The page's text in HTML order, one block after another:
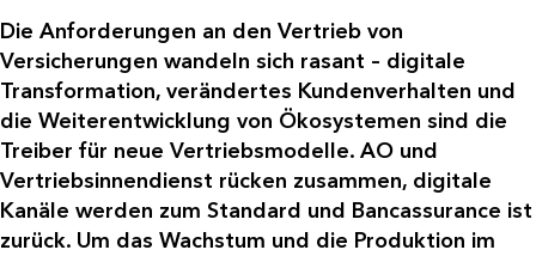
Die Anforderungen an den Vertrieb von
Versicherungen wandeln sich rasant – digitale
Transformation, verändertes Kundenverhalten und
die Weiterentwicklung von Ökosystemen sind die
Treiber für neue Vertriebsmodelle. AO und
Vertriebsinnendienst rücken zusammen, digitale
Kanäle werden zum Standard und Bancassurance ist
zurück. Um das Wachstum und die Produktion im